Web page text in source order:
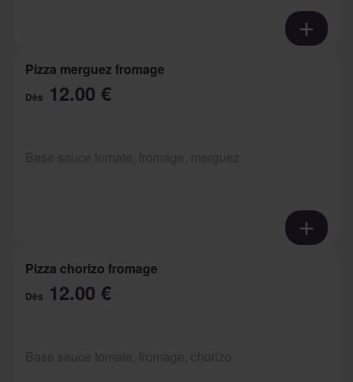
Pizza merguez fromage
Dès 12.00 €
Pizza chorizo fromage
Dès 12.00 €